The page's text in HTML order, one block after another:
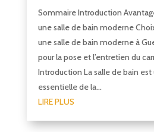
Sommaire Introduction
une salle de bain moderne
une salle de bain moderne à
pour la pose et l’entretien du
Introduction La salle de bain
essentielle de la...
LIRE PLUS